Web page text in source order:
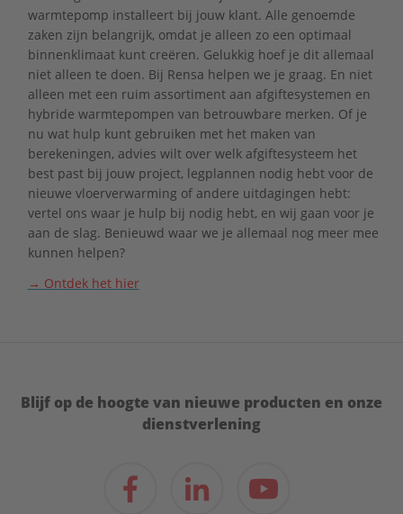
warmtepomp installeert bij jouw klant. Alle genoemde
zaken zijn belangrijk, omdat je alleen zo een optimaal
binnenklimaat kunt creëren. Gelukkig hoef je dit allemaal
niet alleen te doen. Bij Rensa helpen we je graag. En niet
alleen met een ruim assortiment aan afgiftesystemen en
hybride warmtepompen van betrouwbare merken. Of je
nu wat hulp kunt gebruiken met het maken van
berekeningen, advies wilt over welk afgiftesysteem het
best past bij jouw project, legplannen nodig hebt voor de
nieuwe vloerverwarming of andere uitdagingen hebt:
vertel ons waar je hulp bij nodig hebt, en wij gaan voor je
aan de slag. Benieuwd waar we je allemaal nog meer mee
kunnen helpen?
→ Ontdek het hier
Blijf op de hoogte van nieuwe producten en onze
dienstverlening